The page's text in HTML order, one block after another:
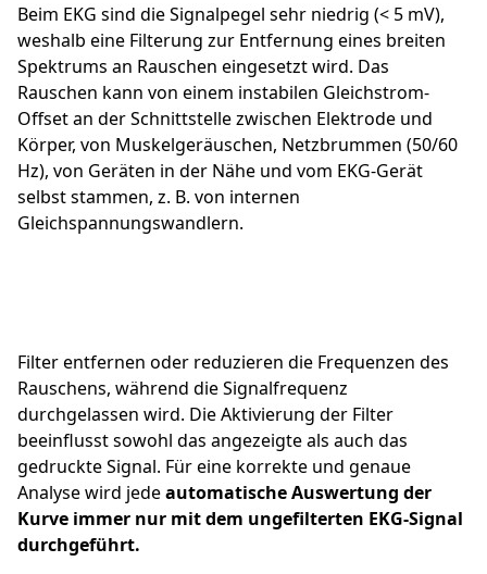
Beim EKG sind die Signalpegel sehr niedrig (< 5 mV),
weshalb eine Filterung zur Entfernung eines breiten
Spektrums an Rauschen eingesetzt wird. Das
Rauschen kann von einem instabilen Gleichstrom-
Offset an der Schnittstelle zwischen Elektrode und
Körper, von Muskelgeräuschen, Netzbrummen (50/60
Hz), von Geräten in der Nähe und vom EKG-Gerät
selbst stammen, z. B. von internen
Gleichspannungswandlern.
Filter entfernen oder reduzieren die Frequenzen des
Rauschens, während die Signalfrequenz
durchgelassen wird. Die Aktivierung der Filter
beeinflusst sowohl das angezeigte als auch das
gedruckte Signal. Für eine korrekte und genaue
Analyse wird jedeautomatische Auswertung der
Kurve immer nur mit dem ungefilterten EKG-Signal
durchgeführt.